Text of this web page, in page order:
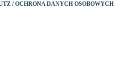
/ OCHRONA DANYCH OSOBOWYCH